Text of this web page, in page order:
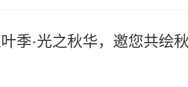
季·光之秋华，邀您共绘